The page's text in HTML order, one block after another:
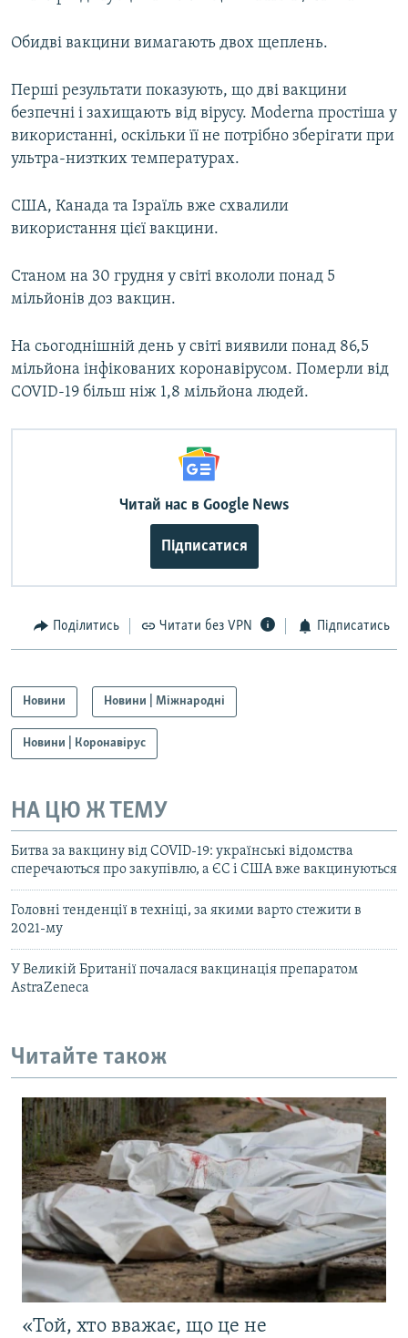
Обидві вакцини вимагають двох щеплень.
Перші результати показують, що дві вакцини
безпечні і захищають від вірусу. Moderna простіша у
використанні, оскільки її не потрібно зберігати при
ультра-низтких температурах.
США, Канада та Ізраїль вже схвалили
використання цієї вакцини.
Станом на 30 грудня у світі вкололи понад 5
мільйонів доз вакцин.
На сьогоднішній день у світі виявили понад 86,5
мільйона інфікованих коронавірусом. Померли від
COVID-19 більш ніж 1,8 мільйона людей.
Читай нас в Google News
Підписатися
Поділитись Читати без VPN Підписатись
Новини Новини | Міжнародні
Новини | Коронавірус
НА ЦЮ Ж ТЕМУ
Битва за вакцину від COVID-19: українські відомства
сперечаються про закупівлю, а ЄС і США вже вакцинуються
Головні тенденції в техніці, за якими варто стежити в
2021-му
У Великій Британії почалася вакцинація препаратом
AstraZeneca
Читайте також
«Той, хто вважає, що це не